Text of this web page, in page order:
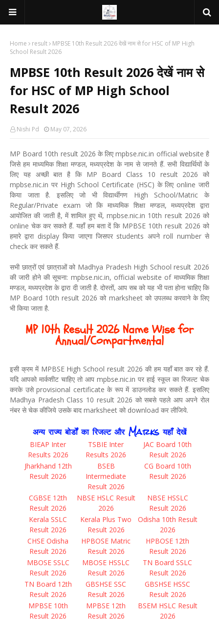
Home result
MPBSE 10th Result 2026 देखें नाम से for HSC of MP High
School Result 2026
MPBSE 10th Result 2026 देखें नाम से
for HSC of MP High School
Result 2026
Nishi Pd May 07, 2026
MP Board 10th result 2026 के लिए mpbse.nic.in official website है
जिसे हम माध्यमिक शिक्षा मण्डल, मध्यप्रदेश के नाम से जानते हैं. सभी विद्यार्थियों के
लिए यह अच्छी बात है कि MP Board Class 10 result 2026 को
mpbse.nic.in पर High School Certificate (HSC) के लिए online जारी
किया जाता है. इसलिए जो भी विद्यार्थीगण High School/Matric के
Regular/Private exam जो कि माध्यमिक शिक्षा मण्डल, मध्यप्रदेश द्वारा
आयोजित की जाती है, में शामिल हुए थें, mpbse.nic.in 10th result 2026 को
online चेक कर सकते हैं. यहाँ हम बता दें कि MPBSE 10th result 2026 को
हमारे द्वारा display किया जाएगा जिसपर students अपने roll number से
check कर सकते हैं.
सभी छात्रों एवं छात्राओं को Madhya Pradesh High School result 2026
की जारी होने की सूचना: mpbse.nic.in, official website of माध्यमिक शिक्षा
मण्डल, मध्यप्रदेश के द्वारा दी जाती है. दोस्तों, आप सब को यह भी पता होना चाहिए कि
MP Board 10th result 2026 को marksheet को उपलब्ध करवाने के लिए
भी किया जाता है.
MP 10th Result 2026 Name Wise for
Annual/Compartmental
इसी क्रम में MPBSE High School result 2026 की हम यहाँ बात कर रहे हैं.
यदि आपको मार्कशीट चाहिए तो आप mpbse.nic.in पर हाई स्कूल का रिजल्ट चेक
करके उसे provisional certificate के रूप में डाउनलोड कर सकते हैं. इसलिए
Madhya Pradesh Class 10 result 2026 को सबसे पहले आप अपने रोल
नंबर से चेक कीजिये उसके बाद marksheet को download कर लीजिये.
अन्य राज्य बोर्डों का रिजल्ट और Marks यहाँ देखें
BIEAP Inter
Results 2026
TSBIE Inter
Results 2026
JAC Board 10th
Result 2026
Jharkhand 12th
Result 2026
BSEB
Intermediate
Result 2026
CG Board 10th
Result 2026
CGBSE 12th
Result 2026
NBSE HSLC Result
2026
NBSE HSSLC
Result 2026
Kerala SSLC
Result 2026
Kerala Plus Two
Result 2026
Odisha 10th Result
2026
CHSE Odisha
Result 2026
HPBOSE Matric
Result 2026
HPBOSE 12th
Result 2026
MBOSE SSLC
Result 2026
MBOSE HSSLC
Result 2026
TN Board SSLC
Result 2026
TN Board 12th
Result 2026
GBSHSE SSC
Result 2026
GBSHSE HSSC
Result 2026
MPBSE 10th
Result 2026
MPBSE 12th
Result 2026
BSEM HSLC Result
2026